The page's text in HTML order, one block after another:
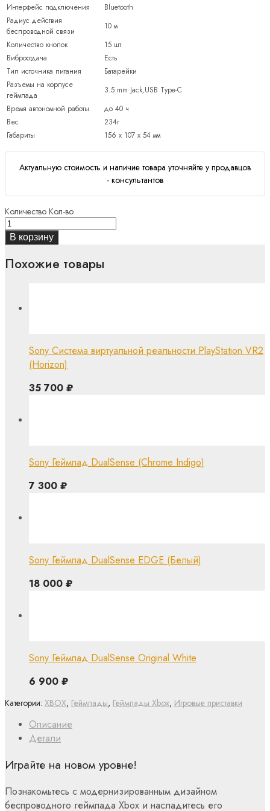
Интерфейс подключения
Bluetooth
Радиус действия
беспроводной связи
10 м
Количество кнопок
15 шт
Виброотдача
Есть
Тип источника питания
Батарейки
Разъемы на корпусе
геймпада
3.5 mm Jack,USB Type-C
Время автономной работы
до 40 ч
Вес
234г
Габариты
156 x 107 x 54 мм
Актуальную стоимость и наличие товара уточняйте у продавцов
- консультантов
Количество Кол-во
В корзину
Описание
Детали
Играйте на новом уровне!
Познакомьтесь с модернизированным дизайном
беспроводного геймпада Xbox и насладитесь его
Категории: XBOX, Геймпады, Геймпады Xbox, Игровые приставки
Похожие товары
Sony Система виртуальной реальности PlayStation VR2
(Horizon)
35 700 ₽
Sony Геймпад DualSense (Chrome Indigo)
7 300 ₽
Sony Геймпад DualSense EDGE (Белый)
18 000 ₽
Sony Геймпад DualSense Original White
6 900 ₽